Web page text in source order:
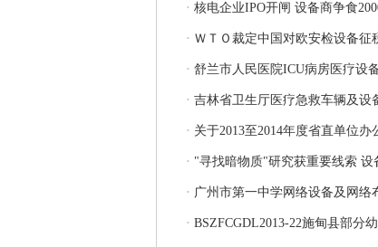
· 核电企业IPO开闸 设备商争食
· ＷＴＯ裁定中国对欧安检设备征
· 舒兰市人民医院ICU病房医疗设
· 吉林省卫生厅医疗急救车辆及设
· 关于2013至2014年度省直单位
· "寻找暗物质"研究获重要线索 设
· 广州市第一中学网络设备及网络
· BSZFCGDL2013-22施甸县部分